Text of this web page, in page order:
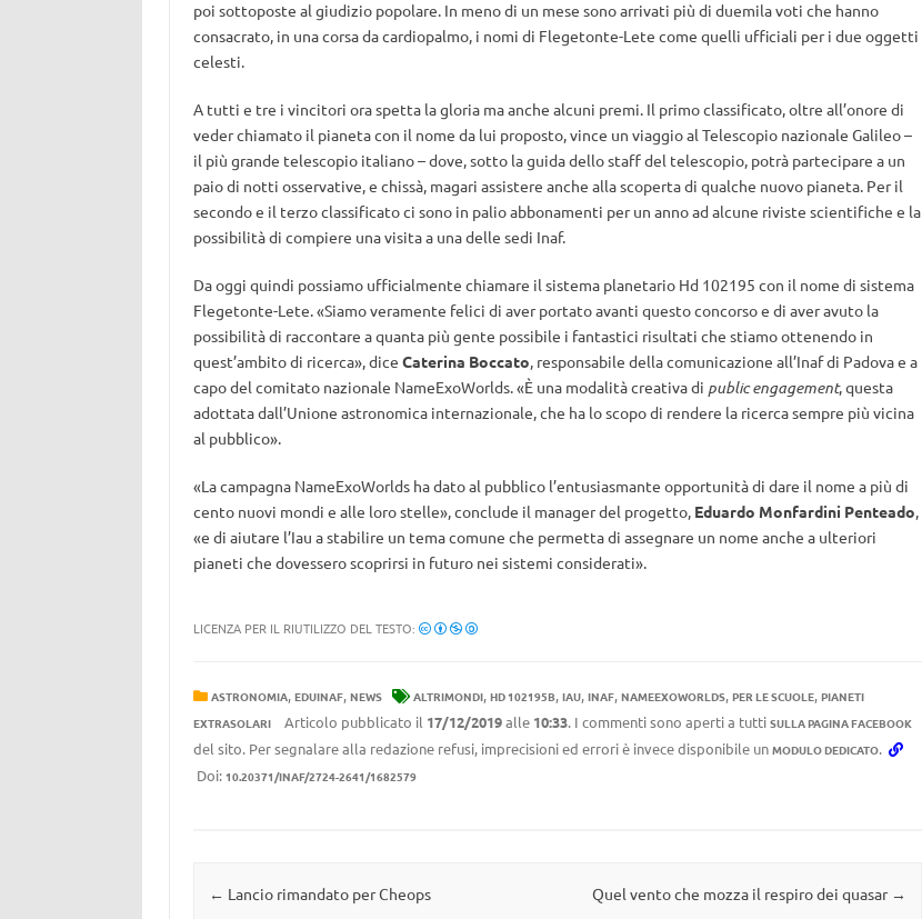
poi sottoposte al giudizio popolare. In meno di un mese sono arrivati più di duemila voti che hanno
consacrato, in una corsa da cardiopalmo, i nomi di Flegetonte-Lete come quelli ufficiali per i due oggetti
celesti.
A tutti e tre i vincitori ora spetta la gloria ma anche alcuni premi. Il primo classificato, oltre all’onore di
veder chiamato il pianeta con il nome da lui proposto, vince un viaggio al Telescopio nazionale Galileo –
il più grande telescopio italiano – dove, sotto la guida dello staff del telescopio, potrà partecipare a un
paio di notti osservative, e chissà, magari assistere anche alla scoperta di qualche nuovo pianeta. Per il
secondo e il terzo classificato ci sono in palio abbonamenti per un anno ad alcune riviste scientifiche e la
possibilità di compiere una visita a una delle sedi Inaf.
Da oggi quindi possiamo ufficialmente chiamare il sistema planetario Hd 102195 con il nome di sistema
Flegetonte-Lete. «Siamo veramente felici di aver portato avanti questo concorso e di aver avuto la
possibilità di raccontare a quanta più gente possibile i fantastici risultati che stiamo ottenendo in
quest’ambito di ricerca», dice Caterina Boccato, responsabile della comunicazione all’Inaf di Padova e a
capo del comitato nazionale NameExoWorlds. «È una modalità creativa di public engagement, questa
adottata dall’Unione astronomica internazionale, che ha lo scopo di rendere la ricerca sempre più vicina
al pubblico».
«La campagna NameExoWorlds ha dato al pubblico l’entusiasmante opportunità di dare il nome a più di
cento nuovi mondi e alle loro stelle», conclude il manager del progetto, Eduardo Monfardini Penteado,
«e di aiutare l’Iau a stabilire un tema comune che permetta di assegnare un nome anche a ulteriori
pianeti che dovessero scoprirsi in futuro nei sistemi considerati».
LICENZA PER IL RIUTILIZZO DEL TESTO:
ASTRONOMIA, EDUINAF, NEWS ALTRIMONDI, HD 102195B, IAU, INAF, NAMEEXOWORLDS, PER LE SCUOLE, PIANETI
EXTRASOLARI
Articolo pubblicato il 17/12/2019alle 10:33. I commenti sono aperti a tutti SULLA PAGINA FACEBOOK
del sito. Per segnalare alla redazione refusi, imprecisioni ed errori è invece disponibile un MODULO DEDICATO.
Doi: 10.20371/INAF/2724-2641/1682579
Navigazione articolo
← Lancio rimandato per Cheops Quel vento che mozza il respiro dei quasar →